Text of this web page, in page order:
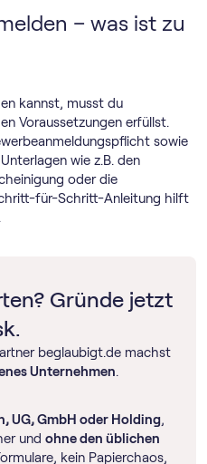
– was ist zu
kannst, musst du
Voraussetzungen erfüllst.
sowie
wie z.B. den
oder die
für-Schritt-Anleitung hilft
Gründe jetzt
beglaubigt.de machst
Unternehmen.
UG, GmbH oder Holding,
und ohne den üblichen
kein Papierchaos,